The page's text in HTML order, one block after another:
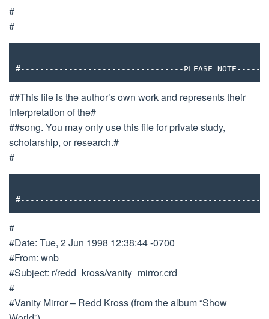
#
#
#----------------------------------PLEASE
##This file is the author’s own work and represents their
interpretation of the#
##song. You may only use this file for private study,
scholarship, or research.#
#
#
#Date: Tue, 2 Jun 1998 12:38:44 -0700
#From: wnb
#Subject: r/redd_kross/vanity_mirror.crd
#
#Vanity Mirror – Redd Kross (from the album “Show